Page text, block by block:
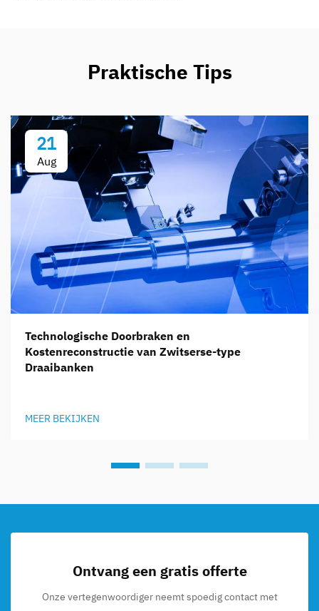
Praktische Tips
21
Aug
Technologische Doorbraken en
Kostenreconstructie van Zwitserse-type
Draaibanken
MEER BEKIJKEN
Ontvang een gratis offerte
Onze vertegenwoordiger neemt spoedig contact met